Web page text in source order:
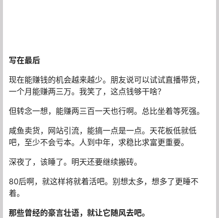
写在最后
现在能赚钱的机会越来越少。朋友说可以试试直播带货，
一个月能赚两三万。我笑了，这点钱够干啥？
但转念一想，能赚两三百一天也行啊。总比坐着等死强。
咸鱼卖货，网站引流，能搞一点是一点。天花板低就低
吧，至少不会亏本。人到中年，求稳比求富更重要。
深夜了，该睡了。明天还要继续搬砖。
80后啊，就这样将就着活吧。别想太多，想多了更睡不
着。
那些曾经的豪言壮语，就让它随风去吧。